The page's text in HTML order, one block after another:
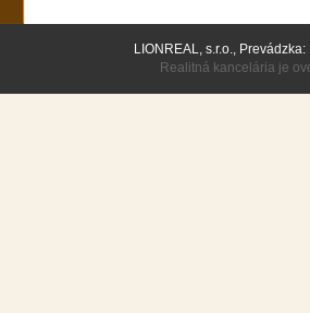
LIONREAL, s.r.o.,
Realitná kancelária je